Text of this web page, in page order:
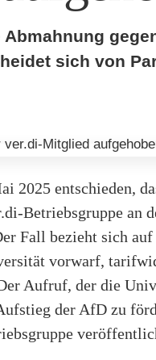
sich von
2025 entschieden,
Betriebsgruppe an
Fall bezieht sich auf
vorwarf,
Aufruf, der die
der AfD zu